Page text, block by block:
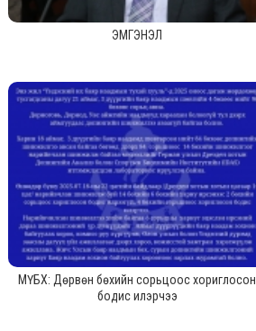
ЭМГЭНЭЛ
МҮБХ: Дөрвөн бөхийн сорьцоос хориглосон
бодис илэрчээ